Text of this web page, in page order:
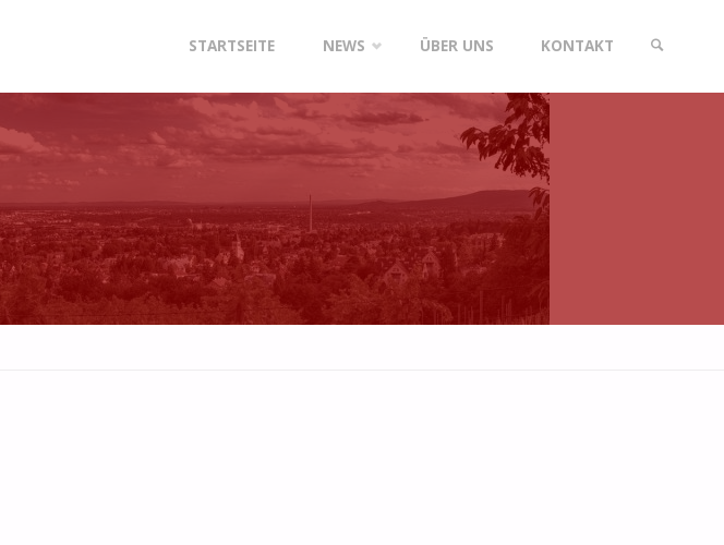
springen
STARTSEITE NEWS ÜBER UNS KONTAKT